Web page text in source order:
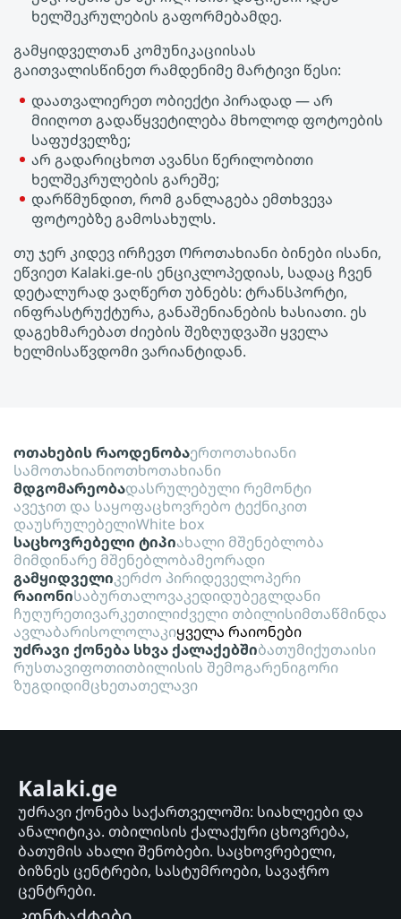
ხელშეკრულების გაფორმებამდე.
გამყიდველთან კომუნიკაციისას
გაითვალისწინეთ რამდენიმე მარტივი წესი:
დაათვალიერეთ ობიექტი პირადად — არ
მიიღოთ გადაწყვეტილება მხოლოდ ფოტოების
საფუძველზე;
არ გადარიცხოთ ავანსი წერილობითი
ხელშეკრულების გარეშე;
დარწმუნდით, რომ განლაგება ემთხვევა
ფოტოებზე გამოსახულს.
თუ ჯერ კიდევ ირჩევთ Ოროთახიანი ბინები ისანი,
ეწვიეთ Kalaki.ge-ის ენციკლოპედიას, სადაც ჩვენ
დეტალურად ვაღწერთ უბნებს: ტრანსპორტი,
ინფრასტრუქტურა, განაშენიანების ხასიათი. ეს
დაგეხმარებათ ძიების შეზღუდვაში ყველა
ხელმისაწვდომი ვარიანტიდან.
ოთახების რაოდენობაერთოთახიანი
სამოთახიანიოთხოთახიანი
მდგომარეობადასრულებული რემონტი
ავეჯით და საყოფაცხოვრებო ტექნიკით
დაუსრულებელიWhite box
საცხოვრებელი ტიპიახალი მშენებლობა
მიმდინარე მშენებლობამეორადი
გამყიდველიკერძო პირიდეველოპერი
რაიონისაბურთალოვაკედიდუბეგლდანი
ჩუღურეთივარკეთილიძველი თბილისიმთაწმინდა
ავლაბარისოლოლაკიყველა რაიონები
უძრავი ქონება სხვა ქალაქებშიბათუმიქუთაისი
რუსთავიფოთითბილისის შემოგარენიგორი
ზუგდიდიმცხეთათელავი
Kalaki.ge
უძრავი ქონება საქართველოში: სიახლეები და
ანალიტიკა. თბილისის ქალაქური ცხოვრება,
ბათუმის ახალი შენობები. საცხოვრებელი,
ბიზნეს ცენტრები, სასტუმროები, სავაჭრო
ცენტრები.